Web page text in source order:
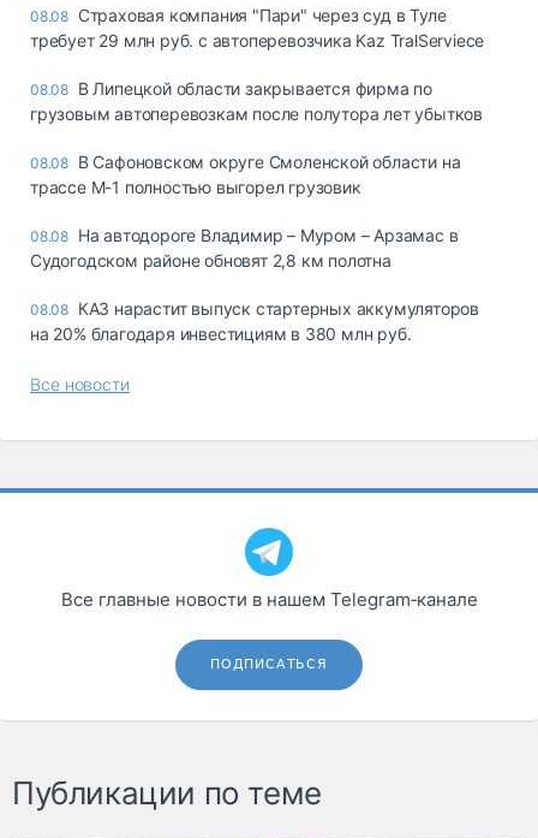
08.08 Страховая компания "Пари" через суд в Туле
требует 29 млн руб. с автоперевозчика Kaz TralServiece
08.08 В Липецкой области закрывается фирма по
грузовым автоперевозкам после полутора лет убытков
08.08 В Сафоновском округе Смоленской области на
трассе М-1 полностью выгорел грузовик
08.08 На автодороге Владимир – Муром – Арзамас в
Судогодском районе обновят 2,8 км полотна
08.08 КАЗ нарастит выпуск стартерных аккумуляторов
на 20% благодаря инвестициям в 380 млн руб.
Все новости
Все главные новости в нашем Telegram‑канале
ПОДПИСАТЬСЯ
Публикации по теме